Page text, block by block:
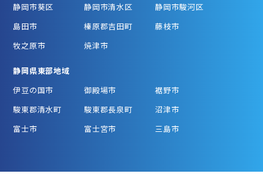
静岡市葵区
静岡市清水区
静岡市駿河区
島田市
榛原郡吉田町
藤枝市
牧之原市
焼津市
静岡県東部地域
伊豆の国市
御殿場市
裾野市
駿東郡清水町
駿東郡長泉町
沼津市
富士市
富士宮市 三島市